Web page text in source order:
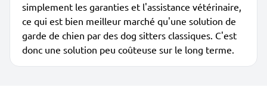
simplement les garanties et l'assistance vétérinaire,
ce qui est bien meilleur marché qu'une solution de
garde de chien par des dog sitters classiques. C'est
donc une solution peu coûteuse sur le long terme.